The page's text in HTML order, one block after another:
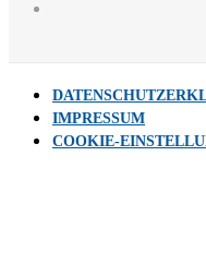
IMPRESSUM
COOKIE-